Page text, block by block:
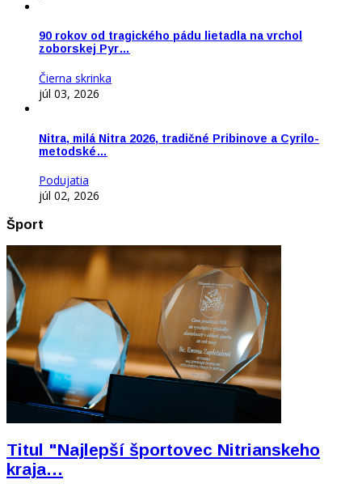
90 rokov od tragického pádu lietadla na vrchol
zoborskej Pyr…
Čierna skrinka
júl 03, 2026
Nitra, milá Nitra 2026, tradičné Pribinove a Cyrilo-
metodské…
Podujatia
júl 02, 2026
Šport
Titul "Najlepší športovec Nitrianskeho
kraja…